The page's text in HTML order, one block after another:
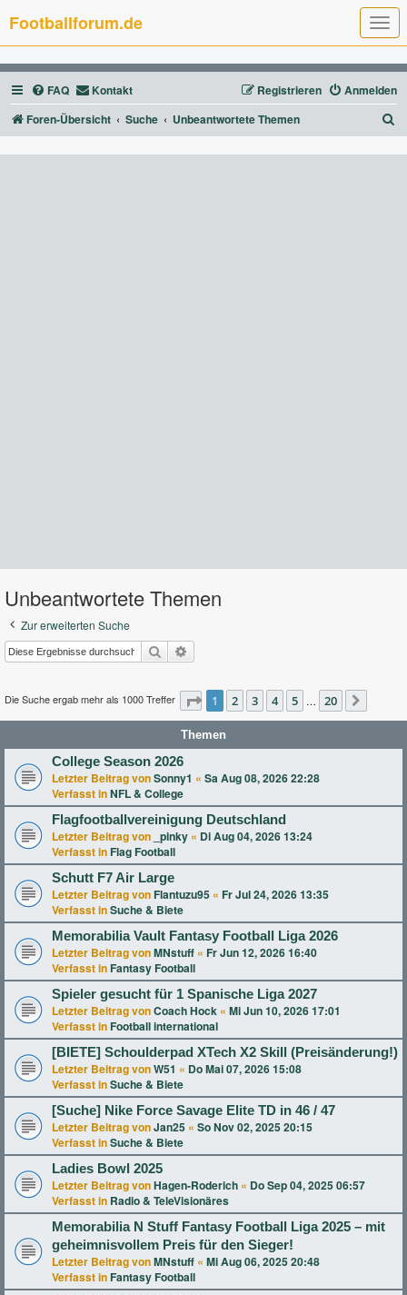
T
o
g
g
l
e
n
a
g
Footballforum.de
FAQ Kontakt Anmelden
Registrieren
Foren-Übersicht
Suche Unbeantwortete Themen
u
Unbeantwortete Themen
Zur erweiterten Suche
Suche
Die Suche ergab mehr als 1000 Treffer Seite1 von 20
1 2 3 4 5 … 20
Themen
College Season 2026
Letzter Beitrag vonSonny1 « Sa Aug 08, 2026 22:28
Verfasst inNFL & College
Flagfootballvereinigung Deutschland
Letzter Beitrag von _pinky « Di Aug 04, 2026 13:24
Verfasst in Flag Football
Schutt F7 Air Large
Letzter Beitrag von Flantuzu95 « Fr Jul 24, 2026 13:35
Verfasst inSuche & Biete
Memorabilia Vault Fantasy Football Liga 2026
Letzter Beitrag vonMNstuff « Fr Jun 12, 2026 16:40
Verfasst in Fantasy Football
Spieler gesucht für 1 Spanische Liga 2027
Letzter Beitrag vonCoach Hock « Mi Jun 10, 2026 17:01
Verfasst in Football international
[BIETE] Schoulderpad XTech X2 Skill (Preisänderung!)
Letzter Beitrag vonW51 « Do Mai 07, 2026 15:08
Verfasst inSuche & Biete
[Suche] Nike Force Savage Elite TD in 46 / 47
Letzter Beitrag vonJan25 « So Nov 02, 2025 20:15
Verfasst inSuche & Biete
Ladies Bowl 2025
Letzter Beitrag vonHagen-Roderich « Do Sep 04, 2025 06:57
Verfasst in Radio & TeleVisionäres
Memorabilia N Stuff Fantasy Football Liga 2025 – mit
geheimnisvollem Preis für den Sieger!
Letzter Beitrag vonMNstuff « Mi Aug 06, 2025 20:48
Verfasst in Fantasy Football